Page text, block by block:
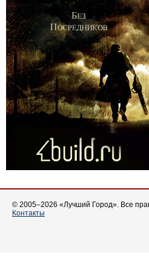
© 2005–2026 «Лучший Город». Все
Контакты